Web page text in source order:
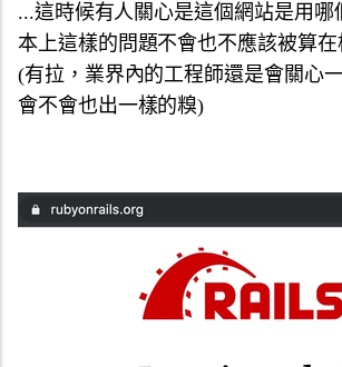
...這時候有人關心是這個網站是用哪
本上這樣的問題不會也不應該被算在
(有拉，業界內的工程師還是會關心
會不會也出一樣的糗)